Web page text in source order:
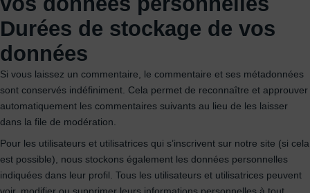
Durées de stockage de vos
données
Si vous laissez un commentaire, le commentaire et ses métadonnées
sont conservés indéfiniment. Cela permet de reconnaître et approuver
automatiquement les commentaires suivants au lieu de les laisser
dans la file de modération.
Pour les utilisateurs et utilisatrices qui s’inscrivent sur notre site (si cela
est possible), nous stockons également les données personnelles
indiquées dans leur profil. Tous les utilisateurs et utilisatrices peuvent